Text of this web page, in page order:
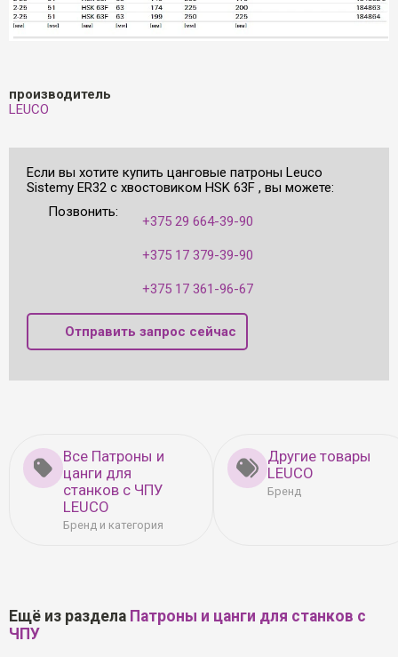
производитель
LEUCO
Если вы хотите купить цанговые патроны Leuco
Sistemy ER32 с хвостовиком HSK 63F , вы можете:
Позвонить:
+375 29 664-39-90
+375 17 379-39-90
+375 17 361-96-67
Отправить запрос сейчас
Все Патроны и
цанги для
станков с ЧПУ
LEUCO
Бренд и категория
Другие товары
LEUCO
Бренд
Ещё из раздела Патроны и цанги для станков с
ЧПУ